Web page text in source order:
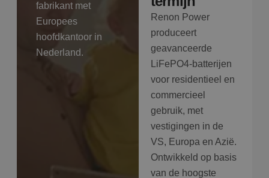
fabrikant met
Europees
hoofdkantoor in
Nederland.
Renon Power
produceert
geavanceerde
LiFePO4-batterijen
voor residentieel en
commercieel
gebruik, met
vestigingen in de
VS, Europa en Azië.
Ontwikkeld op basis
van de hoogste